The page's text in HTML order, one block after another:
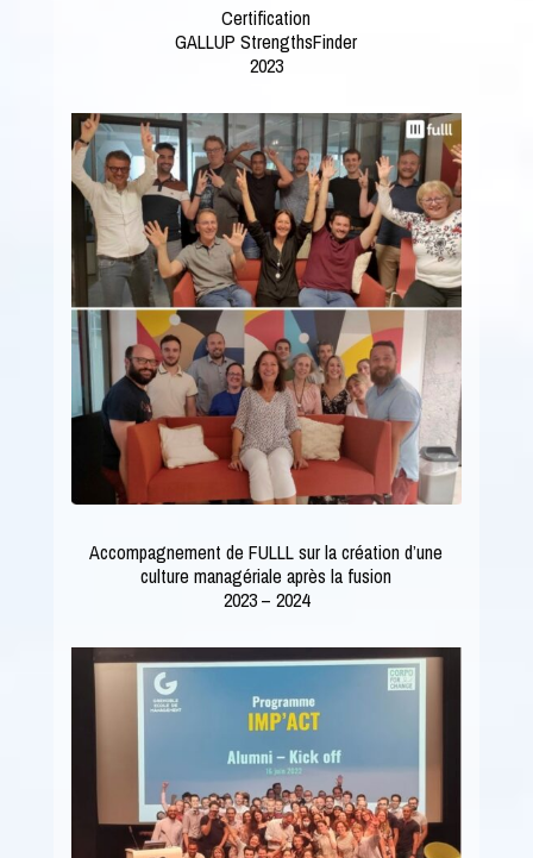
Certification
GALLUP StrengthsFinder
2023
Accompagnement de FULLL sur la création d’une
culture managériale après la fusion
2023 – 2024